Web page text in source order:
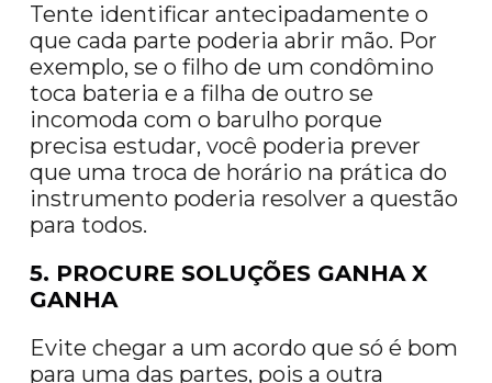
Tente identificar antecipadamente o
que cada parte poderia abrir mão. Por
exemplo, se o filho de um condômino
toca bateria e a filha de outro se
incomoda com o barulho porque
precisa estudar, você poderia prever
que uma troca de horário na prática do
instrumento poderia resolver a questão
para todos.
5. PROCURE SOLUÇÕES GANHA X
GANHA
Evite chegar a um acordo que só é bom
para uma das partes, pois a outra